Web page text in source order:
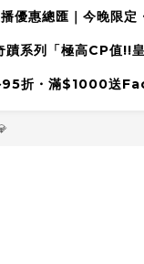
優惠總匯｜今晚限定
列「極高CP值!!皇
95折・滿$1000送